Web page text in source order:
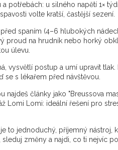
a potřebách: u silného napětí 1×
volte kratší, častější sezení.
spaním (4–6 hlubokých
proud na hrudník nebo horký
úlevu.
vysvětlí postup a umí upravit
se s lékařem před návštěvou.
najdeš články jako "Breussova
Lomi Lomi: ideální řešení pro
to jednoduchý, příjemný
změny a najdi, co ti nejvíc